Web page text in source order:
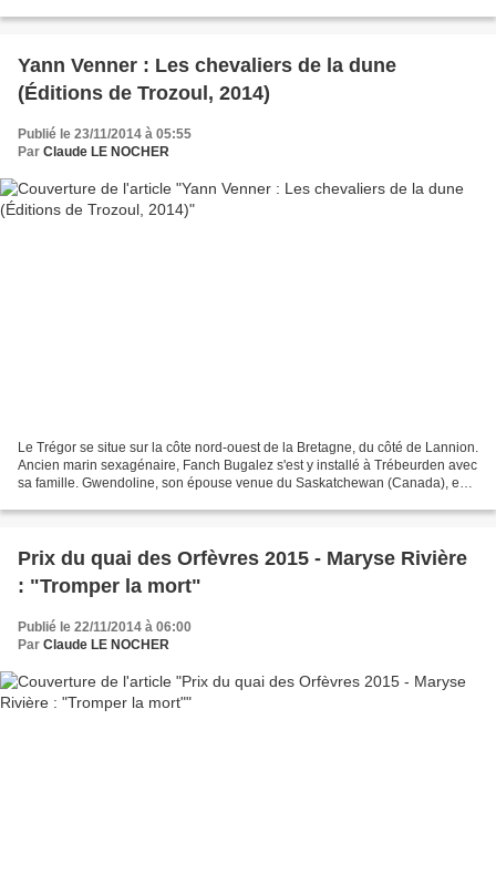
Yann Venner : Les chevaliers de la dune
(Éditions de Trozoul, 2014)
Publié le 23/11/2014 à 05:55
Par Claude LE NOCHER
Le Trégor se situe sur la côte nord-ouest de la Bretagne, du côté de Lannion.
Ancien marin sexagénaire, Fanch Bugalez s'est y installé à Trébeurden avec
sa famille. Gwendoline, son épouse venue du Saskatchewan (Canada), ex-
Prix du quai des Orfèvres 2015 - Maryse Rivière
: "Tromper la mort"
Publié le 22/11/2014 à 06:00
Par Claude LE NOCHER